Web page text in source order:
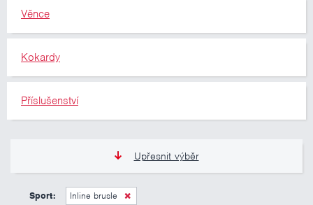
Věnce
Kokardy
Příslušenství
Upřesnit výběr
11 Kč
Sport: Inline brusle